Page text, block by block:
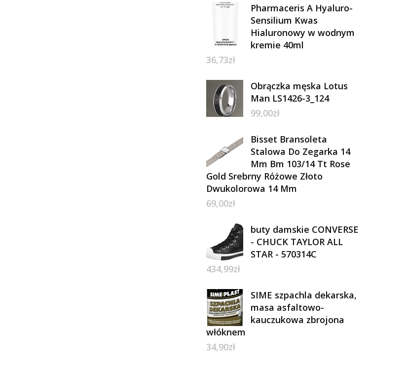
Pharmaceris A Hyaluro-
Sensilium Kwas
Hialuronowy w wodnym
kremie 40ml
36,73zł
Obrączka męska Lotus
Man LS1426-3_124
99,00zł
Bisset Bransoleta
Stalowa Do Zegarka 14
Mm Bm 103/14 Tt Rose
Gold Srebrny Różowe Złoto
Dwukolorowa 14 Mm
69,00zł
buty damskie CONVERSE
- CHUCK TAYLOR ALL
STAR - 570314C
434,99zł
SIME szpachla dekarska,
masa asfaltowo-
kauczukowa zbrojona
włóknem
34,90zł